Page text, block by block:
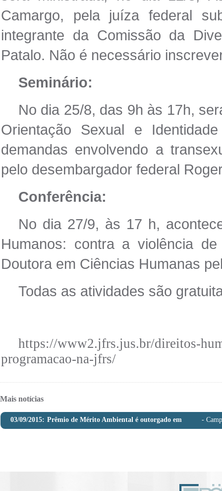
Camargo, pela juíza federal
integrante da Comissão da
Patalo. Não é necessário
Seminário:
No dia 25/8, das 9h às 17h,
Orientação Sexual e
demandas envolvendo a
pelo desembargador federal
Conferência:
No dia 27/9, às 17 h,
Humanos: contra a violência de
Doutora em Ciências Humanas
Todas as atividades são
https://www2.jfrs.jus.br/direitos-
programacao-na-jfrs/
Mais notícias
03/09/2015: Prêmio de Mérito Ambiental é outorgado em
evento da OAB